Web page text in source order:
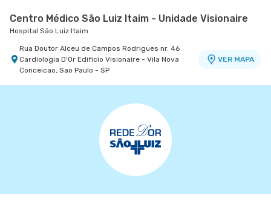
Centro Médico São Luiz Itaim - Unidade Visionaire
Hospital São Luiz Itaim
Rua Doutor Alceu de Campos Rodrigues nr. 46
Cardiologia D'Or Edifício Visionaire - Vila Nova
Conceicao, Sao Paulo - SP
VER MAPA